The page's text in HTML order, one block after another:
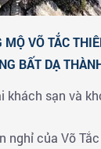
Khám phákhu
món đồ lưu
MỘ VÕ TẮC
BẤT DẠ
khách sạn và
nghỉ của Võ